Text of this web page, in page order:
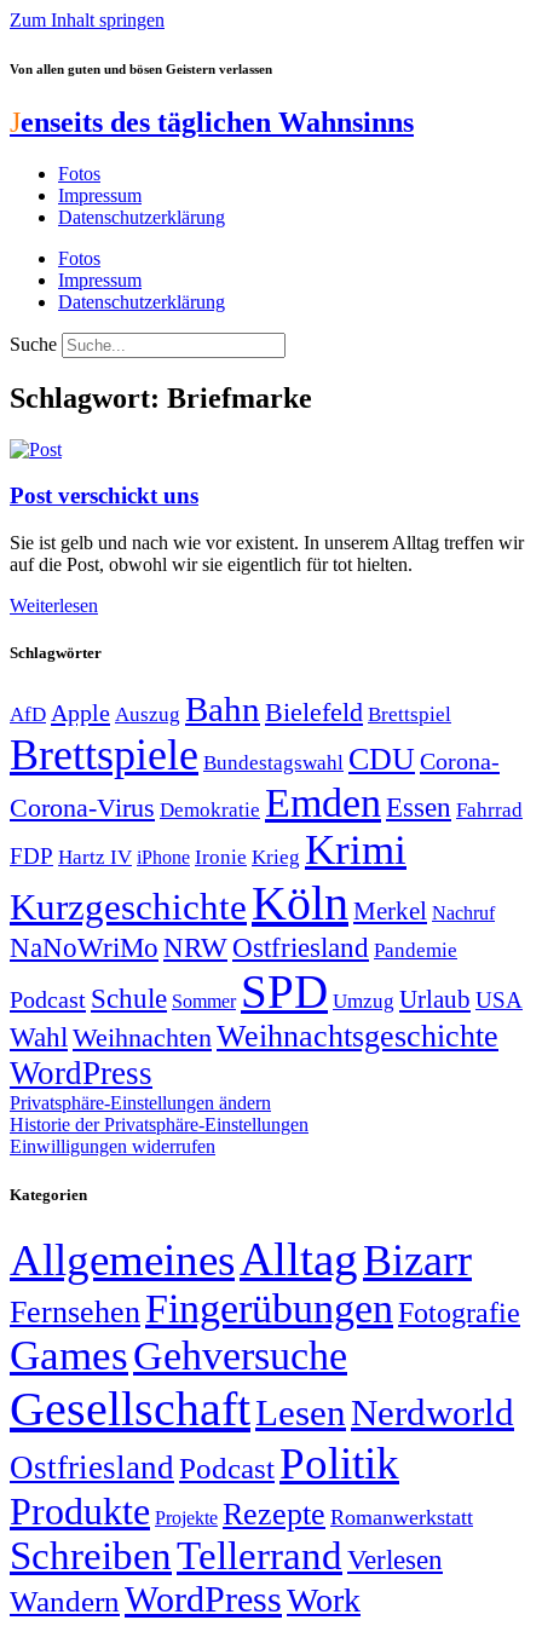
Zum Inhalt springen
Von allen guten und bösen Geistern verlassen
Jenseits des täglichen Wahnsinns
Fotos
Impressum
Datenschutzerklärung
Fotos
Impressum
Datenschutzerklärung
Suche
Schlagwort: Briefmarke
Post verschickt uns
Sie ist gelb und nach wie vor existent. In unserem Alltag treffen wir
auf die Post, obwohl wir sie eigentlich für tot hielten.
Weiterlesen
Schlagwörter
AfD Apple Auszug Bahn Bielefeld Brettspiel
Brettspiele Bundestagswahl CDUCorona-
Corona-Virus Demokratie EmdenEssen Fahrrad
FDP Hartz IV iPhone Ironie Krieg Krimi
KurzgeschichteKölnMerkel Nachruf
NaNoWriMo NRWOstfriesland Pandemie
Podcast Schule Sommer SPD Umzug Urlaub USA
WahlWeihnachtenWeihnachtsgeschichte
WordPress
Privatsphäre-Einstellungen ändern
Historie der Privatsphäre-Einstellungen
Einwilligungen widerrufen
Kategorien
AllgemeinesAlltagBizarr
Fernsehen Fingerübungen Fotografie
GamesGehversuche
GesellschaftLesen Nerdworld
Ostfriesland PodcastPolitik
Produkte Projekte Rezepte Romanwerkstatt
SchreibenTellerrand Verlesen
Wandern WordPressWork